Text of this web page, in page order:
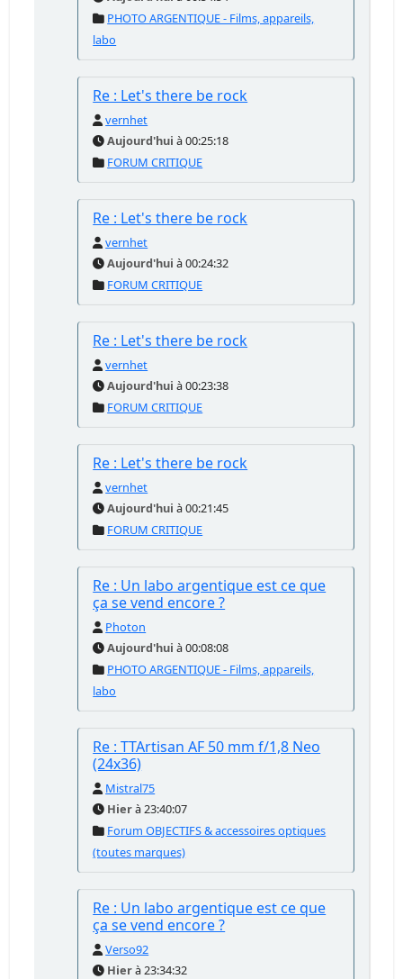
PHOTO ARGENTIQUE - Films, appareils,
labo
Re : Let's there be rock
vernhet
Aujourd'hui à 00:25:18
FORUM CRITIQUE
Re : Let's there be rock
vernhet
Aujourd'hui à 00:24:32
FORUM CRITIQUE
Re : Let's there be rock
vernhet
Aujourd'hui à 00:23:38
FORUM CRITIQUE
Re : Let's there be rock
vernhet
Aujourd'hui à 00:21:45
FORUM CRITIQUE
Re : Un labo argentique est ce que
ça se vend encore ?
Photon
Aujourd'hui à 00:08:08
PHOTO ARGENTIQUE - Films, appareils,
labo
Re : TTArtisan AF 50 mm f/1,8 Neo
(24x36)
Mistral75
Hierà 23:40:07
Forum OBJECTIFS & accessoires optiques
(toutes marques)
Re : Un labo argentique est ce que
ça se vend encore ?
Verso92
Hierà 23:34:32